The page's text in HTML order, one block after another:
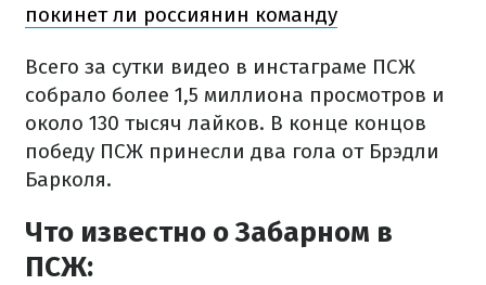
покинет ли россиянин команду
Всего за сутки видео в инстаграме ПСЖ
собрало более 1,5 миллиона просмотров и
около 130 тысяч лайков. В конце концов
победу ПСЖ принесли два гола от Брэдли
Барколя.
Что известно о Забарном в
ПСЖ: